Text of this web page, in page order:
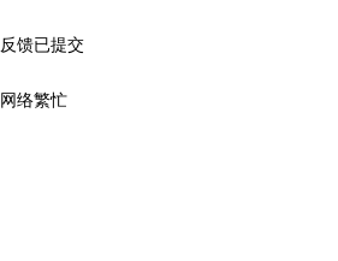
反馈已提交
网络繁忙